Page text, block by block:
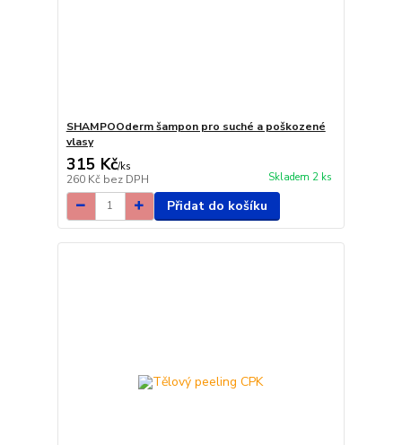
SHAMPOOderm šampon pro suché a poškozené
vlasy
315 Kč/ks
260 Kč bez DPH Skladem 2 ks
Přidat do košíku